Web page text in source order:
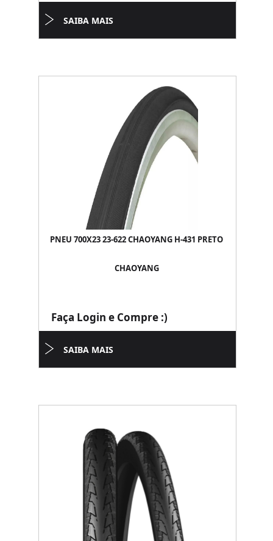
SAIBA MAIS
PNEU 700X23 23-622 CHAOYANG H-431 PRETO
CHAOYANG
Faça Login e Compre :)
SAIBA MAIS